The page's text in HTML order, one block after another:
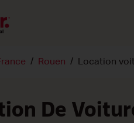
Rouen Location
De